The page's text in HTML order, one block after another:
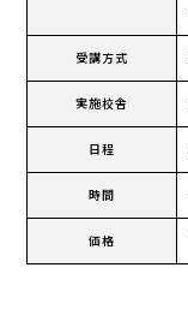
受講方式
実施校舎
日程
時間
価格